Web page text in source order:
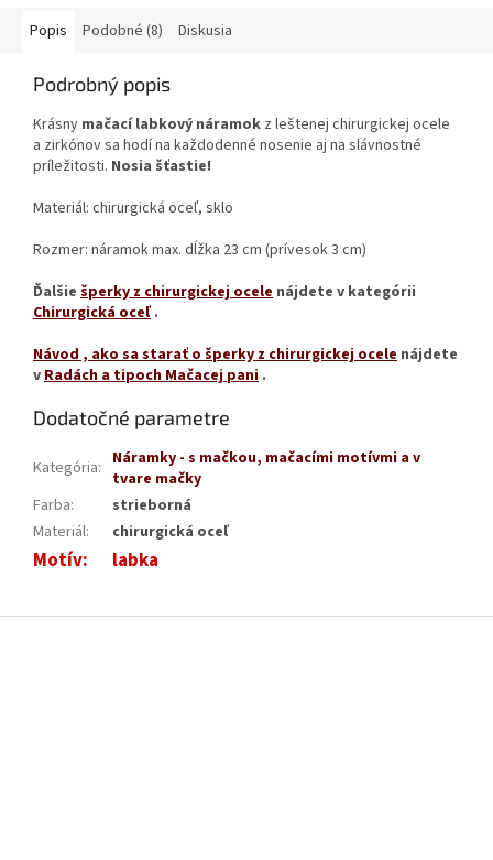
Popis Podobné (8) Diskusia
Podrobný popis
Krásny mačací labkový náramok z leštenej chirurgickej ocele
a zirkónov sa hodí na každodenné nosenie aj na slávnostné
príležitosti. Nosia šťastie!
Materiál: chirurgická oceľ, sklo
Rozmer: náramok max. dĺžka 23 cm (prívesok 3 cm)
Ďalšie šperky z chirurgickej ocele nájdete v kategórii
Chirurgická oceľ .
Návod, ako sa starať o šperky z chirurgickej ocele nájdete
vRadách a tipoch Mačacej pani .
Dodatočné parametre
Kategória: Náramky - s mačkou, mačacími motívmi a v
tvare mačky
Farba:
strieborná
Materiál: chirurgická oceľ
Motív: labka